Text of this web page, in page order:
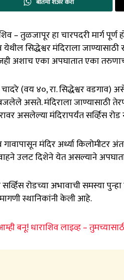
– तुळजापूर हा चारपदरी मार्ग
येथील सिद्धेश्वर मंदिराला
अशाच एका अपघातात एका
चादरे (वय ४०, रा. सिद्धेश्वर
असते. मंदिराला जाण्यासाठी
असलेल्या मंदिरापर्यंत सर्व्हिस
गावापासून मंदिर अर्ध्या
वाहने उलट दिशेने येत असल्याने
रोडच्या अभावाची समस्या
स्थानिकांनी केली आहे.
बनू! धाराशिव लाइव्ह –